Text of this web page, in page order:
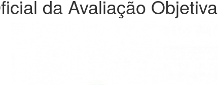
da Avaliação Objetiva